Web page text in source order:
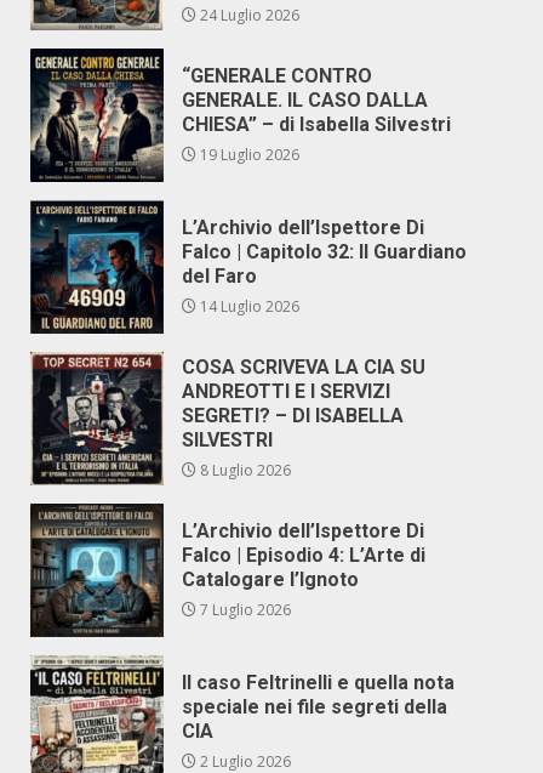
24 Luglio 2026
“GENERALE CONTRO
GENERALE. IL CASO DALLA
CHIESA” – di Isabella Silvestri
19 Luglio 2026
L’Archivio dell’Ispettore Di
Falco | Capitolo 32: Il Guardiano
del Faro
14 Luglio 2026
COSA SCRIVEVA LA CIA SU
ANDREOTTI E I SERVIZI
SEGRETI? – DI ISABELLA
SILVESTRI
8 Luglio 2026
L’Archivio dell’Ispettore Di
Falco | Episodio 4: L’Arte di
Catalogare l’Ignoto
7 Luglio 2026
Il caso Feltrinelli e quella nota
speciale nei file segreti della
CIA
2 Luglio 2026